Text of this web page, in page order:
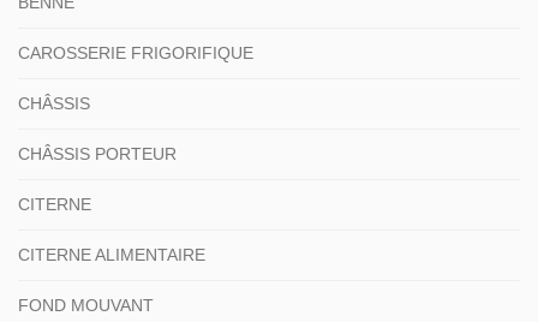
CAROSSERIE FRIGORIFIQUE
CHÂSSIS
CHÂSSIS PORTEUR
CITERNE
CITERNE ALIMENTAIRE
FOND MOUVANT